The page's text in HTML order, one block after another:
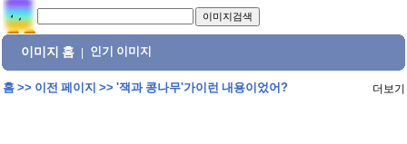
이미지 홈 인기 이미지
홈>> 이전 페이지 >> '잭과 콩나무'가이런 내용이었어? 더보기